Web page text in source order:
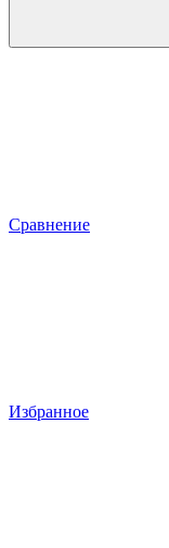
Сравнение
Избранное